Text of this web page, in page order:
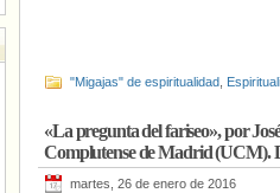
"Migajas" de espiritualidad
«La pregunta del fariseo», por
Complutense de Madrid (UCM).
martes, 26 de enero de 2016